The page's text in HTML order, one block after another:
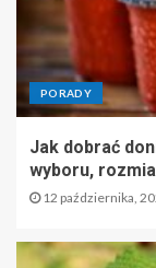
PORADY
Jak dobrać
wyboru,
12 października,